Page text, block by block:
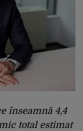
înseamnă 4,4
total estimat